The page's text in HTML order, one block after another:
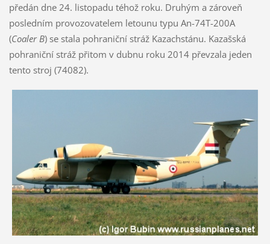
předán dne 24. listopadu téhož roku. Druhým a zároveň
posledním provozovatelem letounu typu An-74T-200A
(Coaler B) se stala pohraniční stráž Kazachstánu. Kazašská
pohraniční stráž přitom v dubnu roku 2014 převzala jeden
tento stroj (74082).